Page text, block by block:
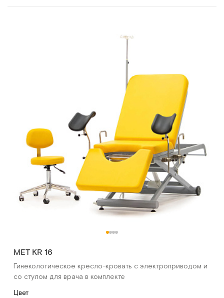
МЕТ KR 16
Гинекологическое кресло-кровать с электроприводом и
со стулом для врача в комплекте
Цвет